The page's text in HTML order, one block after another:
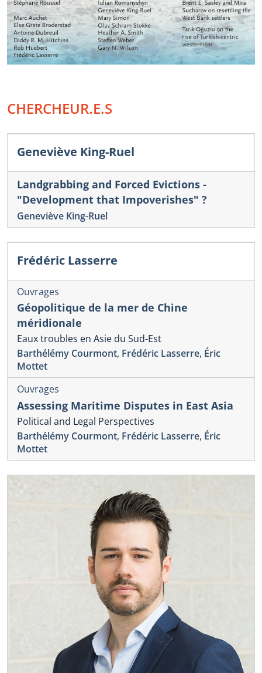
CHERCHEUR.E.S
Geneviève King-Ruel
Landgrabbing and Forced Evictions -
"Development that Impoverishes" ?
Geneviève King-Ruel
Frédéric Lasserre
Ouvrages
Géopolitique de la mer de Chine
méridionale
Eaux troubles en Asie du Sud-Est
Barthélémy Courmont, Frédéric Lasserre, Éric
Mottet
Ouvrages
Assessing Maritime Disputes in East Asia
Political and Legal Perspectives
Barthélémy Courmont, Frédéric Lasserre, Éric
Mottet